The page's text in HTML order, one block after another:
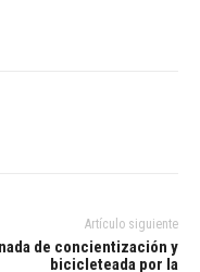
Artículo siguiente
de concientización y
bicicleteada por la